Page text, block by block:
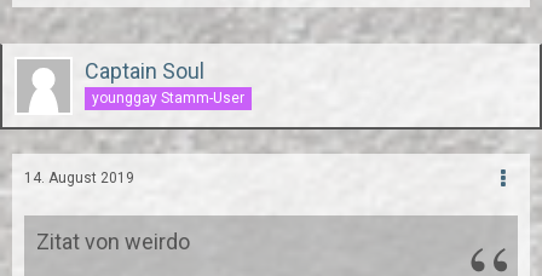
Captain Soul
younggay Stamm-User
14. August 2019
Zitat von weirdo